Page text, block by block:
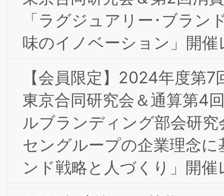
費をつくるα世代』（日経BP社）が出版
されました
東京合同研究会＆第１回消費者部会研究
会 開催レポート
当研究所会員『大阪王将の「超える」経
営』が出版されました
【会員限定】2024年2月BSMIインター
ナルブランディング部会研究会「理念へ